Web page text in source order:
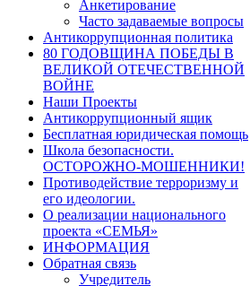
Анкетирование
Часто задаваемые вопросы
Антикоррупционная политика
80 ГОДОВЩИНА ПОБЕДЫ В
ВЕЛИКОЙ ОТЕЧЕСТВЕННОЙ
ВОЙНЕ
Наши Проекты
Антикоррупционный ящик
Бесплатная юридическая помощь
Школа безопасности.
ОСТОРОЖНО-МОШЕННИКИ!
Противодействие терроризму и
его идеологии.
О реализации национального
проекта «СЕМЬЯ»
ИНФОРМАЦИЯ
Обратная связь
Учредитель